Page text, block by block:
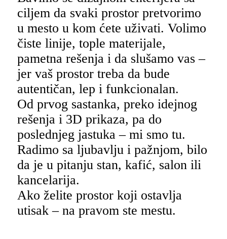
ciljem da svaki prostor pretvorimo
u mesto u kom ćete uživati. Volimo
čiste linije, tople materijale,
pametna rešenja i da slušamo vas –
jer vaš prostor treba da bude
autentičan, lep i funkcionalan.
Od prvog sastanka, preko idejnog
rešenja i 3D prikaza, pa do
poslednjeg jastuka – mi smo tu.
Radimo sa ljubavlju i pažnjom, bilo
da je u pitanju stan, kafić, salon ili
kancelarija.
Ako želite prostor koji ostavlja
utisak – na pravom ste mestu.